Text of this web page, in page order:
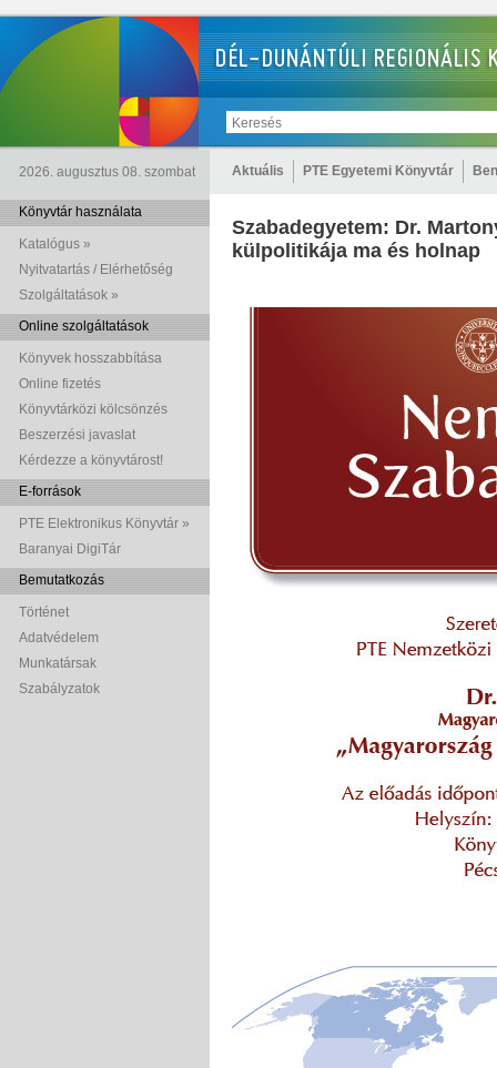
2026. augusztus 08. szombat Aktuális PTE Egyetemi Könyvtár
Könyvtár használata
Katalógus »
Nyitvatartás / Elérhetőség
Szolgáltatások »
Online szolgáltatások
Könyvek hosszabbítása
Online fizetés
Könyvtárközi kölcsönzés
Beszerzési javaslat
Kérdezze a könyvtárost!
E-források
PTE Elektronikus Könyvtár »
Baranyai DigiTár
Bemutatkozás
Történet
Adatvédelem
Munkatársak
Szabályzatok
Szabadegyetem: Dr.
külpolitikája ma és holnap